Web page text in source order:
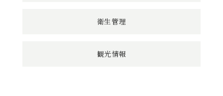
衛生管理
観光情報